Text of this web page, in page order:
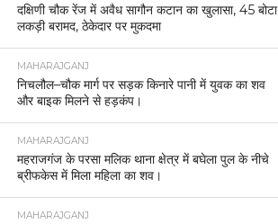
दक्षिणी चौक रेंज में अवैध सागौन कटान का खुलासा, 45 बोटा
लकड़ी बरामद, ठेकेदार पर मुकदमा
MAHARAJGANJ
निचलौल–चौक मार्ग पर सड़क किनारे पानी में युवक का शव
और बाइक मिलने से हड़कंप।
MAHARAJGANJ
महराजगंज के परसा मलिक थाना क्षेत्र में बघेला पुल के नीचे
ब्रीफकेस में मिला महिला का शव।
MAHARAJGANJ